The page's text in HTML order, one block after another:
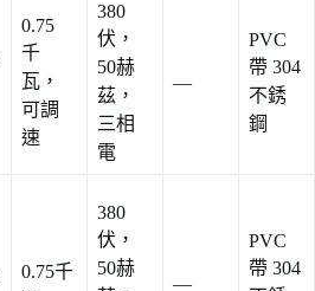
0.75
千
瓦，
可調
速
380
伏，
50赫
茲，
三相
電
—
PVC
帶 304
不銹
鋼
0.75千
380
伏，
50赫
—
PVC
帶 304